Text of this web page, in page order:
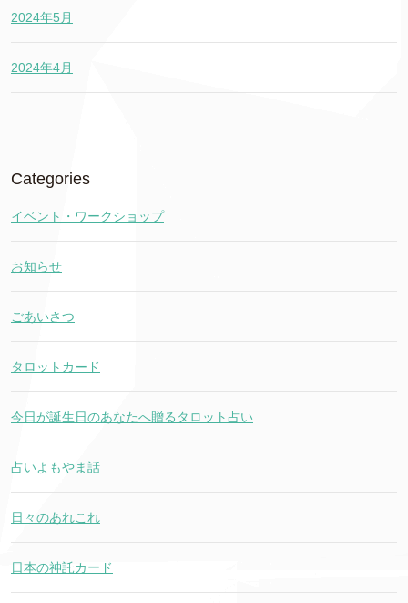
2024年5月
2024年4月
Categories
イベント・ワークショップ
お知らせ
ごあいさつ
タロットカード
今日が誕生日のあなたへ贈るタロット占い
占いよもやま話
日々のあれこれ
日本の神託カード